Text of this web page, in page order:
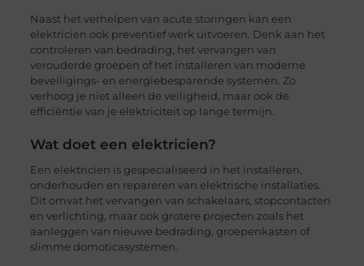
Naast het verhelpen van acute storingen kan een
elektricien ook preventief werk uitvoeren. Denk aan het
controleren van bedrading, het vervangen van
verouderde groepen of het installeren van moderne
beveiligings- en energiebesparende systemen. Zo
verhoog je niet alleen de veiligheid, maar ook de
efficiëntie van je elektriciteit op lange termijn.
Wat doet een elektricien?
Een elektricien is gespecialiseerd in het installeren,
onderhouden en repareren van elektrische installaties.
Dit omvat het vervangen van schakelaars, stopcontacten
en verlichting, maar ook grotere projecten zoals het
aanleggen van nieuwe bedrading, groepenkasten of
slimme domoticasystemen.